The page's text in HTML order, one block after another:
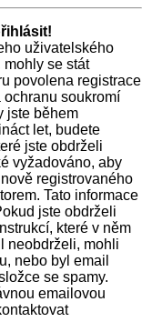
uživatelského
se stát
povolena registrace
soukromí
jste během
let, budete
jste obdrželi
vyžadováno, aby
registrovaného
Tato informace
jste obdrželi
které v něm
neobdrželi, mohli
nebo byl email
se spamy.
emailovou